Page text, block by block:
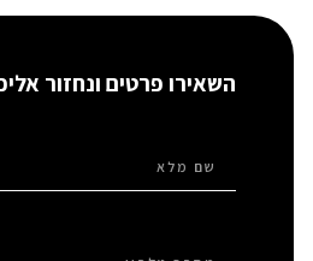
השאירו פרטים ונחזור